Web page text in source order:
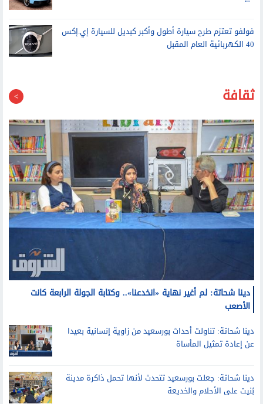
فولفو تعتزم طرح سيارة أطول وأكبر كبديل للسيارة إي.إكس
40 الكهربائية العام المقبل
ثقافة
دينا شحاتة: لم أغير نهاية «انخدعنا».. وكتابة الجولة الرابعة كانت
الأصعب
دينا شحاتة: تناولت أحداث بورسعيد من زاوية إنسانية بعيدا
عن إعادة تمثيل المأساة
دينا شحاتة: جعلت بورسعيد تتحدث لأنها تحمل ذاكرة مدينة
بُنيت على الأحلام والخديعة